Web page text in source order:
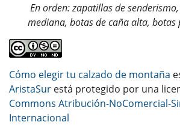
En orden: zapatillas de
mediana, botas de caña alta,
Cómo elegir tu calzado de montaña
AristaSur está protegido por una
Commons Atribución-NoComercial-
Internacional